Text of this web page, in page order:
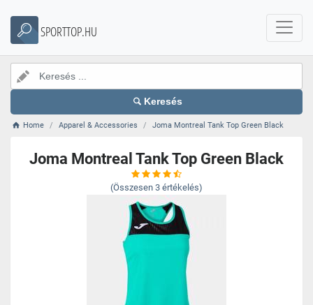
SPORTTOP.HU
Keresés
Home Apparel & Accessories Joma Montreal Tank Top Green Black
Joma Montreal Tank Top Green Black
(Összesen 3 értékelés)